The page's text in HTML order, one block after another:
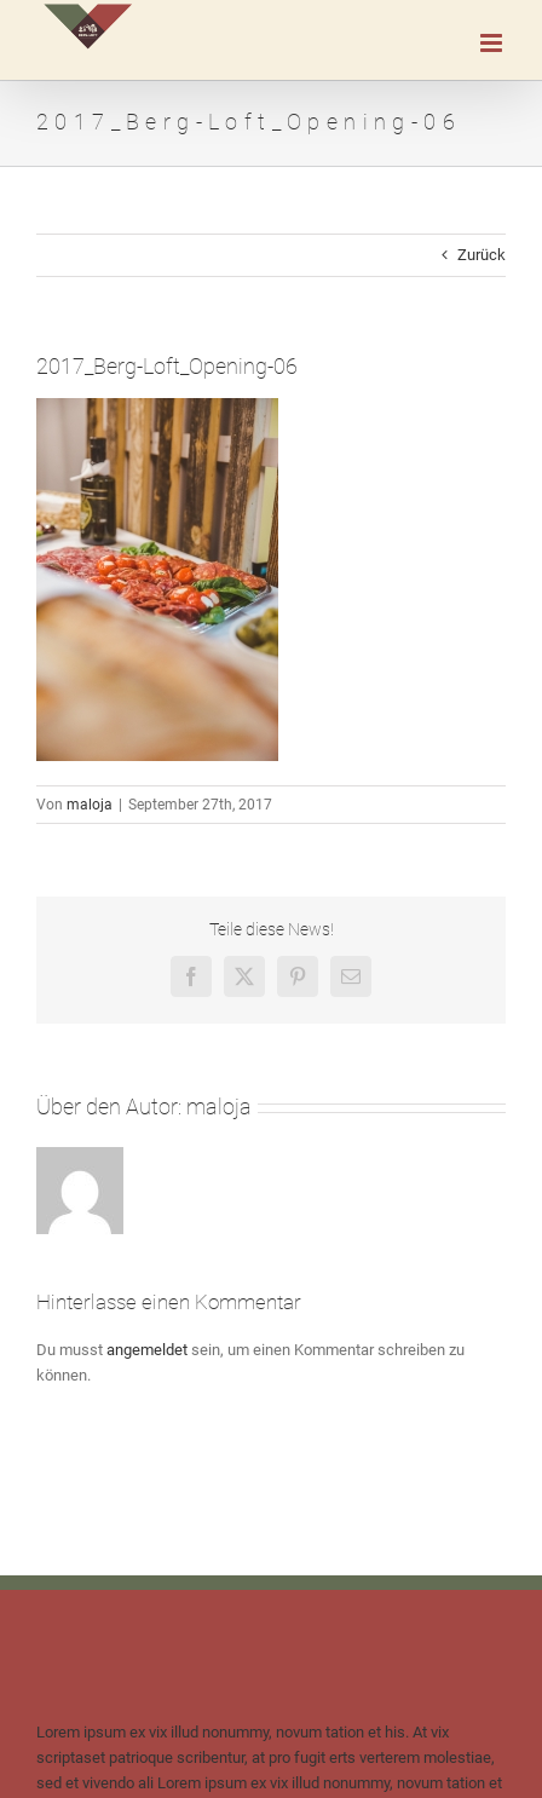
2017_Berg-Loft_Opening-06
Zurück
2017_Berg-Loft_Opening-06
Von maloja | September 27th, 2017
Teile diese News!
Facebook
X Pinterest
E-
Über den Autor: maloja
Hinterlasse einen Kommentar
Du musst angemeldet sein, um einen Kommentar schreiben zu
können.
Lorem ipsum ex vix illud nonummy, novum tation et his. At vix
scriptaset patrioque scribentur, at pro fugit erts verterem molestiae,
sed et vivendo ali Lorem ipsum ex vix illud nonummy, novum tation et